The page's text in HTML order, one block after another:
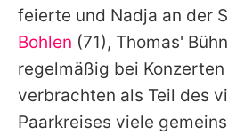
Utiq
feierte und Nadja an der
Bohlen (71), Thomas'
regelmäßig bei Konzerten
verbrachten als Teil des
Paarkreises viele